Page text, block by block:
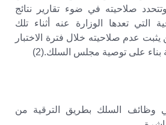
وتتحدد صلاحيته في ضوء تقارير نتائج
التي تعدها الوزارة عنه أثناء تلك
عدم صلاحيته خلال فترة الاختبار
بناء على توصية مجلس السلك.(2)
وظائف السلك بطريق الترقية من